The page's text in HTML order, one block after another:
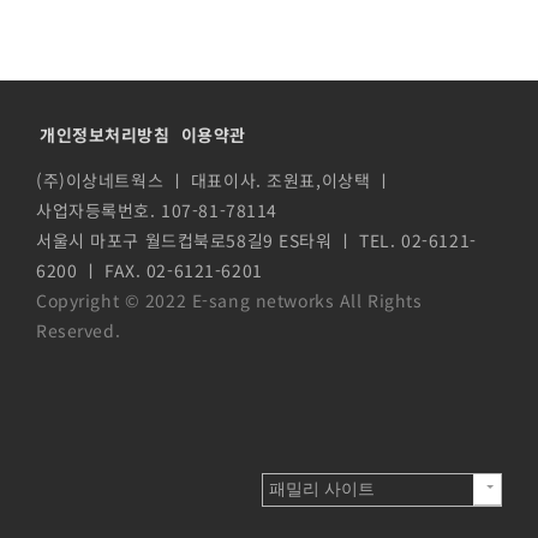
개인정보처리방침 이용약관
(주)이상네트웍스 ㅣ 대표이사. 조원표,이상택 ㅣ
사업자등록번호. 107-81-78114
서울시 마포구 월드컵북로58길9 ES타워 ㅣ TEL. 02-6121-
6200 ㅣ FAX. 02-6121-6201
Copyright © 2022 E-sang networks All Rights
Reserved.
패밀리 사이트